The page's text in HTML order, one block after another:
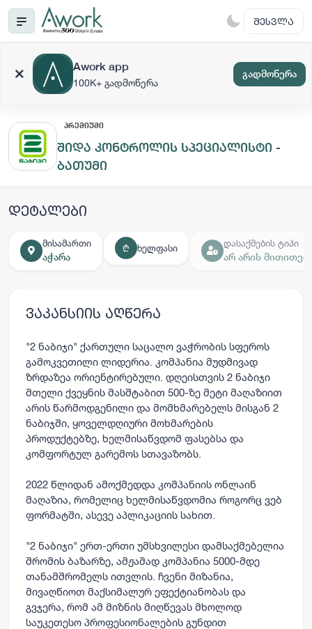
ᲨᲔᲡᲕᲚᲐ
Awork app
100K+ გადმოწერა
გადმოწერა
ᲞᲠᲔᲛᲘᲣᲛᲘ
შიდა კონტროლის სპეციალისტი -
ბათუმი
დეტალები
მისამართი
აჭარა
₾ ხელფასი
დასაქმების ტიპი
არ არის
ვაკანსიის აღწერა
"2 ნაბიჯი" ქართული საცალო ვაჭრობის სფეროს
გამოკვეთილი ლიდერია. კომპანია მუდმივად
ზრდაზეა ორიენტირებული. დღეისთვის 2 ნაბიჯი
მთელი ქვეყნის მასშტაბით 500-ზე მეტი მაღაზიით
არის წარმოდგენილი და მომხმარებელს მისგან 2
ნაბიჯში, ყოველდღიური მოხმარების
პროდუქტებზე, ხელმისაწვდომ ფასებსა და
კომფორტულ გარემოს სთავაზობს.
2022 წლიდან ამოქმედდა კომპანიის ონლაინ
მაღაზია, რომელიც ხელმისაწვდომია როგორც ვებ
ფორმატში, ასევე აპლიკაციის სახით.
"2 ნაბიჯი" ერთ-ერთი უმსხვილესი დამსაქმებელია
შრომის ბაზარზე, ამჟამად კომპანია 5000-მდე
თანამშრომელს ითვლის. ჩვენი მიზანია,
მივაღწიოთ მაქსიმალურ ეფექტიანობას და
გვჯერა, რომ ამ მიზნის მიღწევას მხოლოდ
საუკეთესო პროფესიონალების გუნდით